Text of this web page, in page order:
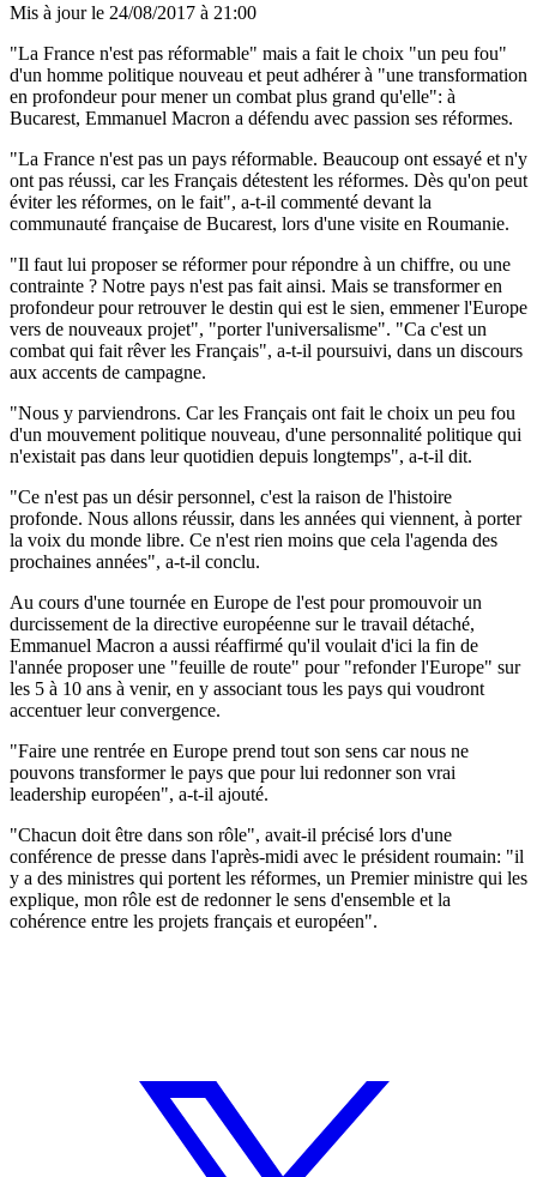
Mis à jour le 24/08/2017 à 21:00
"La France n'est pas réformable" mais a fait le choix "un peu fou"
d'un homme politique nouveau et peut adhérer à "une transformation
en profondeur pour mener un combat plus grand qu'elle": à
Bucarest, Emmanuel Macron a défendu avec passion ses réformes.
"La France n'est pas un pays réformable. Beaucoup ont essayé et n'y
ont pas réussi, car les Français détestent les réformes. Dès qu'on peut
éviter les réformes, on le fait", a-t-il commenté devant la
communauté française de Bucarest, lors d'une visite en Roumanie.
"Il faut lui proposer se réformer pour répondre à un chiffre, ou une
contrainte ? Notre pays n'est pas fait ainsi. Mais se transformer en
profondeur pour retrouver le destin qui est le sien, emmener l'Europe
vers de nouveaux projet", "porter l'universalisme". "Ca c'est un
combat qui fait rêver les Français", a-t-il poursuivi, dans un discours
aux accents de campagne.
"Nous y parviendrons. Car les Français ont fait le choix un peu fou
d'un mouvement politique nouveau, d'une personnalité politique qui
n'existait pas dans leur quotidien depuis longtemps", a-t-il dit.
"Ce n'est pas un désir personnel, c'est la raison de l'histoire
profonde. Nous allons réussir, dans les années qui viennent, à porter
la voix du monde libre. Ce n'est rien moins que cela l'agenda des
prochaines années", a-t-il conclu.
Au cours d'une tournée en Europe de l'est pour promouvoir un
durcissement de la directive européenne sur le travail détaché,
Emmanuel Macron a aussi réaffirmé qu'il voulait d'ici la fin de
l'année proposer une "feuille de route" pour "refonder l'Europe" sur
les 5 à 10 ans à venir, en y associant tous les pays qui voudront
accentuer leur convergence.
"Faire une rentrée en Europe prend tout son sens car nous ne
pouvons transformer le pays que pour lui redonner son vrai
leadership européen", a-t-il ajouté.
"Chacun doit être dans son rôle", avait-il précisé lors d'une
conférence de presse dans l'après-midi avec le président roumain: "il
y a des ministres qui portent les réformes, un Premier ministre qui les
explique, mon rôle est de redonner le sens d'ensemble et la
cohérence entre les projets français et européen".